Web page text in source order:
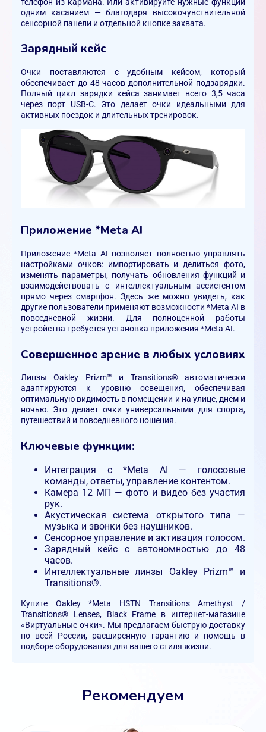
одним касанием — благодаря высокочувствительной
сенсорной панели и отдельной кнопке захвата.
Зарядный кейс
Очки поставляются с удобным кейсом, который
обеспечивает до 48 часов дополнительной подзарядки.
Полный цикл зарядки кейса занимает всего 3,5 часа
через порт USB-C. Это делает очки идеальными для
активных поездок и длительных тренировок.
Приложение *Meta AI
Приложение *Meta AI позволяет полностью управлять
настройками очков: импортировать и делиться фото,
изменять параметры, получать обновления функций и
взаимодействовать с интеллектуальным ассистентом
прямо через смартфон. Здесь же можно увидеть, как
другие пользователи применяют возможности *Meta AI в
повседневной жизни. Для полноценной работы
устройства требуется установка приложения *Meta AI.
Совершенное зрение в любых условиях
Линзы Oakley Prizm™ и Transitions® автоматически
адаптируются к уровню освещения, обеспечивая
оптимальную видимость в помещении и на улице, днём и
ночью. Это делает очки универсальными для спорта,
путешествий и повседневного ношения.
Ключевые функции:
Интеграция с *Meta AI — голосовые
команды, ответы, управление контентом.
Камера 12 МП — фото и видео без участия
рук.
Акустическая система открытого типа —
музыка и звонки без наушников.
Сенсорное управление и активация голосом.
Зарядный кейс с автономностью до 48
часов.
Интеллектуальные линзы Oakley Prizm™ и
Transitions®.
Купите Oakley *Meta HSTN Transitions Amethyst /
Transitions® Lenses, Black Frame в интернет-магазине
«Виртуальные очки». Мы предлагаем быструю доставку
по всей России, расширенную гарантию и помощь в
подборе оборудования для вашего стиля жизни.
Рекомендуем